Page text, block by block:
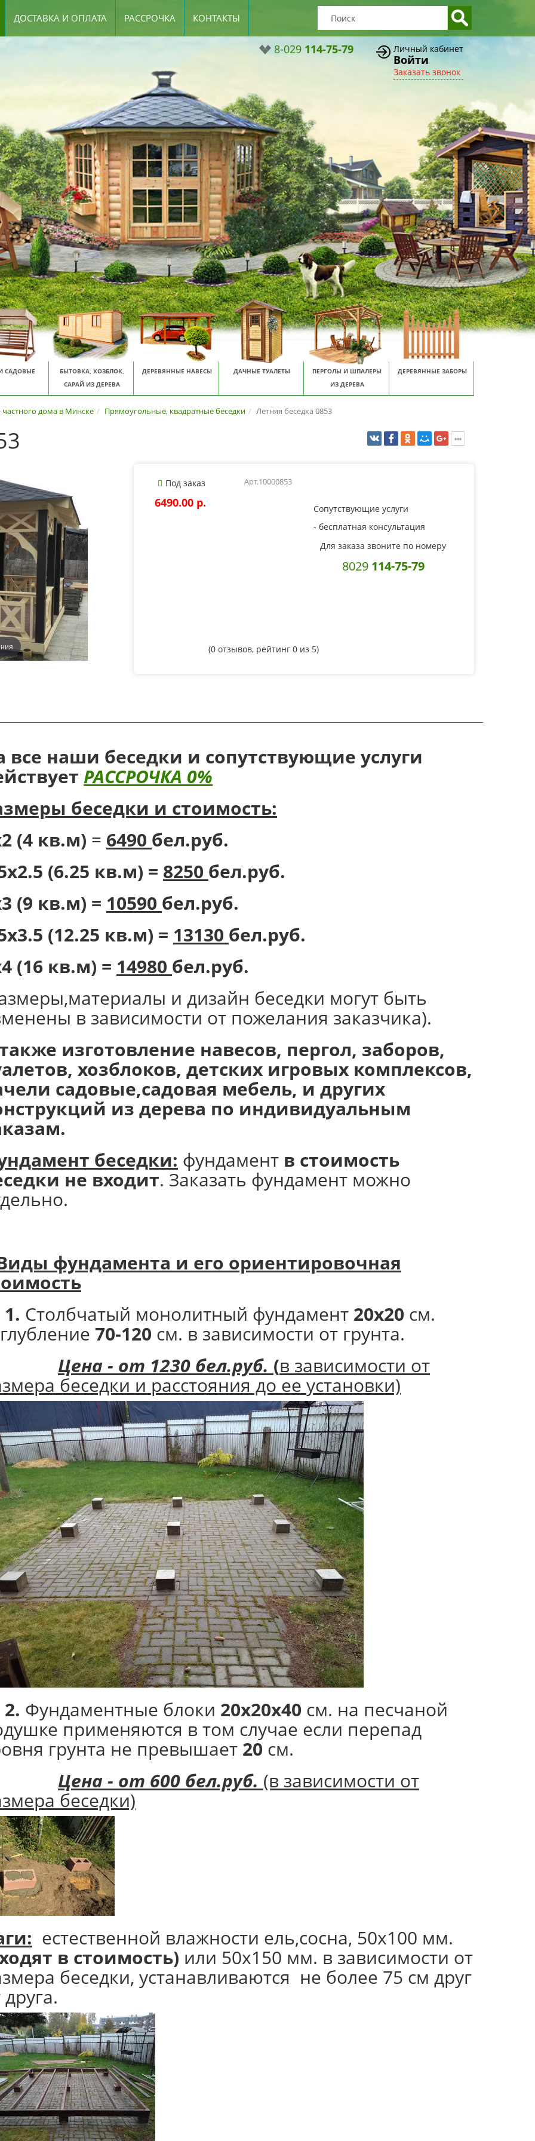
ДОСТАВКА И ОПЛАТА РАССРОЧКА КОНТАКТЫ
8-029 114-75-79 Личный кабинет
Войти
Заказать звонок
САДОВЫЕ
БЫТОВКА, ХОЗБЛОК,
САРАЙ ИЗ ДЕРЕВА
ДЕРЕВЯННЫЕ НАВЕСЫ ДАЧНЫЕ ТУАЛЕТЫ
ПЕРГОЛЫ И ШПАЛЕРЫ
ИЗ ДЕРЕВА
ДЕРЕВЯННЫЕ ЗАБОРЫ
частного дома в Минске Прямоугольные, квадратные беседки Летняя беседка 0853
Под заказ Арт.10000853
6490.00 p.
Сопутствующие услуги
- бесплатная консультация
Для заказа звоните по номеру
8029 114-75-79
(0 отзывов, рейтинг 0 из 5)
все наши беседки и сопутствующие услуги
РАССРОЧКА 0%
беседки и стоимость:
(4 кв.м) = 6490 бел.руб.
(6.25 кв.м) = 8250 бел.руб.
(9 кв.м) = 10590 бел.руб.
(12.25 кв.м) = 13130 бел.руб.
(16 кв.м) = 14980 бел.руб.
и дизайн беседки могут быть
в зависимости от пожелания заказчика).
изготовление навесов, пергол, заборов,
хозблоков, детских игровых комплексов,
садовые,садовая мебель, и других
из дерева по индивидуальным
беседки: фундамент в стоимость
не входит. Заказать фундамент можно
фундамента и его ориентировочная
Столбчатый монолитный фундамент 20х20 см.
70-120 см. в зависимости от грунта.
Цена - от 1230 бел.руб. (в зависимости от
беседки и расстояния до ее установки)
Фундаментные блоки 20х20х40 см. на песчаной
применяются в том случае если перепад
грунта не превышает 20 см.
Цена - от 600 бел.руб. (в зависимости от
беседки)
естественной влажности ель,сосна, 50х100 мм.
в стоимость) или 50х150 мм. в зависимости от
беседки, устанавливаются не более 75 см друг
друга.